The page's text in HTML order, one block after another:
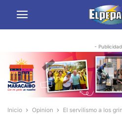
-
Inicio Opinion El servilismo a los